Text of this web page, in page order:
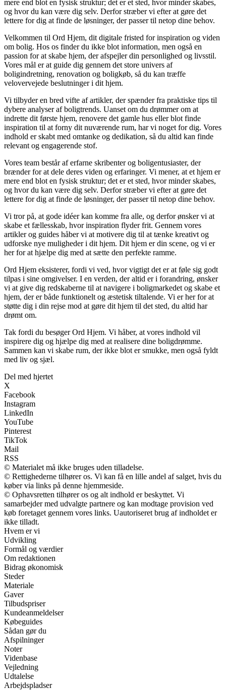
mere end blot en fysisk struktur; det er et sted, hvor minder skabes,
og hvor du kan være dig selv. Derfor stræber vi efter at gøre det
lettere for dig at finde de løsninger, der passer til netop dine behov.
Velkommen til Ord Hjem, dit digitale fristed for inspiration og viden
om bolig. Hos os finder du ikke blot information, men også en
passion for at skabe hjem, der afspejler din personlighed og livsstil.
Vores mål er at guide dig gennem det store univers af
boligindretning, renovation og boligkøb, så du kan træffe
velovervejede beslutninger i dit hjem.
Vi tilbyder en bred vifte af artikler, der spænder fra praktiske tips til
dybere analyser af boligtrends. Uanset om du drømmer om at
indrette dit første hjem, renovere det gamle hus eller blot finde
inspiration til at forny dit nuværende rum, har vi noget for dig. Vores
indhold er skabt med omtanke og dedikation, så du altid kan finde
relevant og engagerende stof.
Vores team består af erfarne skribenter og boligentusiaster, der
brænder for at dele deres viden og erfaringer. Vi mener, at et hjem er
mere end blot en fysisk struktur; det er et sted, hvor minder skabes,
og hvor du kan være dig selv. Derfor stræber vi efter at gøre det
lettere for dig at finde de løsninger, der passer til netop dine behov.
Vi tror på, at gode idéer kan komme fra alle, og derfor ønsker vi at
skabe et fællesskab, hvor inspiration flyder frit. Gennem vores
artikler og guides håber vi at motivere dig til at tænke kreativt og
udforske nye muligheder i dit hjem. Dit hjem er din scene, og vi er
her for at hjælpe dig med at sætte den perfekte ramme.
Ord Hjem eksisterer, fordi vi ved, hvor vigtigt det er at føle sig godt
tilpas i sine omgivelser. I en verden, der altid er i forandring, ønsker
vi at give dig redskaberne til at navigere i boligmarkedet og skabe et
hjem, der er både funktionelt og æstetisk tiltalende. Vi er her for at
støtte dig i din rejse mod at gøre dit hjem til det sted, du altid har
drømt om.
Tak fordi du besøger Ord Hjem. Vi håber, at vores indhold vil
inspirere dig og hjælpe dig med at realisere dine boligdrømme.
Sammen kan vi skabe rum, der ikke blot er smukke, men også fyldt
med liv og sjæl.
Del med hjertet
X
Facebook
Instagram
LinkedIn
YouTube
Pinterest
TikTok
Mail
RSS
© Materialet må ikke bruges uden tilladelse.
© Rettighederne tilhører os. Vi kan få en lille andel af salget, hvis du
køber via links på denne hjemmeside.
© Ophavsretten tilhører os og alt indhold er beskyttet. Vi
samarbejder med udvalgte partnere og kan modtage provision ved
køb foretaget gennem vores links. Uautoriseret brug af indholdet er
ikke tilladt.
Hvem er vi
Udvikling
Formål og værdier
Om redaktionen
Bidrag økonomisk
Steder
Materiale
Gaver
Tilbudspriser
Kundeanmeldelser
Købeguides
Sådan gør du
Afspilninger
Noter
Videnbase
Vejledning
Udtalelse
Arbejdspladser